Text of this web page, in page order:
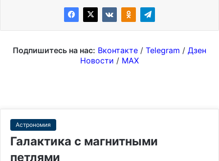
Подпишитесь на нас: Вконтакте / Telegram / Дзен
Новости / MAX